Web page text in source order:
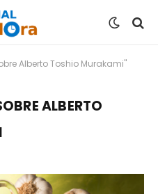
Alberto Toshio Murakami"
ALBERTO